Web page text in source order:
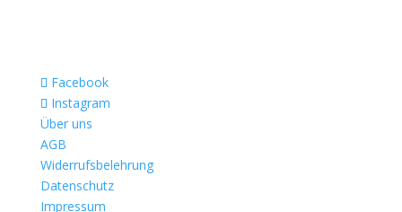
Facebook
Instagram
Über uns
AGB
Widerrufsbelehrung
Datenschutz
Impressum